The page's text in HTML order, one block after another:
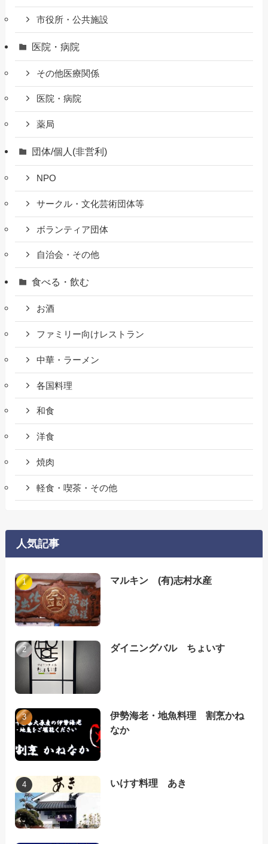
市役所・公共施設
医院・病院
その他医療関係
医院・病院
薬局
団体/個人(非営利)
NPO
サークル・文化芸術団体等
ボランティア団体
自治会・その他
食べる・飲む
お酒
ファミリー向けレストラン
中華・ラーメン
各国料理
和食
洋食
焼肉
軽食・喫茶・その他
人気記事
マルキン (有)志村水産
ダイニングバル ちょいす
伊勢海老・地魚料理 割烹かね
なか
いけす料理 あき